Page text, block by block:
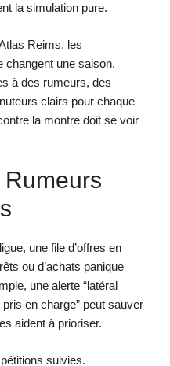
la simulation pure.
Reims, les
changent une saison.
à des rumeurs, des
clairs pour chaque
la montre doit se voir
une file d’offres en
ou d’achats panique
une alerte “latéral
en charge” peut sauver
aident à prioriser.
suivies.